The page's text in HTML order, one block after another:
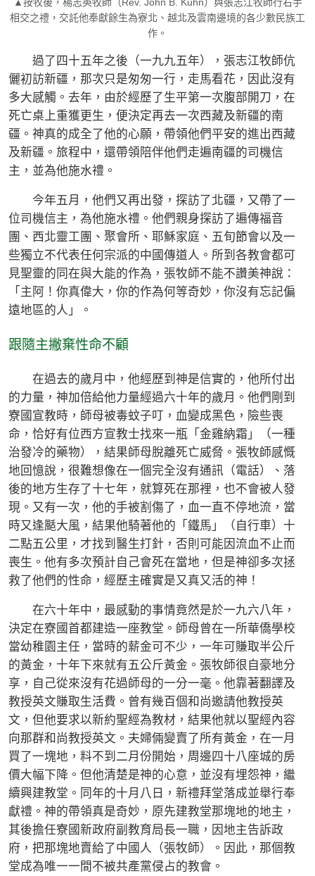
▲按牧後，楊志英牧師（Rev. John B. Kuhn）與張志江牧師行右手
相交之禮，交託他奉獻餘生為寮北、越北及雲南邊境的各少數民族工
作。
過了四十五年之後（一九九五年），張志江牧師伉
儷初訪新疆，那次只是匆匆一行，走馬看花，因此沒有
多大感觸。去年，由於經歷了生平第一次腹部開刀，在
死亡桌上重獲更生，便決定再去一次西藏及新疆的南
疆。神真的成全了他的心願，帶領他們平安的進出西藏
及新疆。旅程中，還帶領陪伴他們走遍南疆的司機信
主，並為他施水禮。
今年五月，他們又再出發，探訪了北疆，又帶了一
位司機信主，為他施水禮。他們親身探訪了遍傳福音
團、西北靈工團、聚會所、耶穌家庭、五旬節會以及一
些獨立不代表任何宗派的中國傳道人。所到各教會都可
見聖靈的同在與大能的作為，張牧師不能不讚美神說：
「主阿！你真偉大，你的作為何等奇妙，你沒有忘記偏
遠地區的人」。
跟隨主撇棄性命不顧
在過去的歲月中，他經歷到神是信實的，他所付出
的力量，神加倍給他力量經過六十年的歲月。他們剛到
寮國宣教時，師母被毒蚊子叮，血變成黑色，險些喪
命，恰好有位西方宣教士找來一瓶「金雞納霜」（一種
治發冷的藥物），結果師母脫離死亡威脅。張牧師感慨
地回憶說，很難想像在一個完全沒有通訊（電話）、落
後的地方生存了十七年，就算死在那裡，也不會被人發
現。又有一次，他的手被割傷了，血一直不停地流，當
時又逢颳大風，結果他騎著他的「鐵馬」（自行車）十
二點五公里，才找到醫生打針，否則可能因流血不止而
喪生。他有多次預計自己會死在當地，但是神卻多次拯
救了他們的性命，經歷主確實是又真又活的神！
在六十年中，最感動的事情竟然是於一九六八年，
決定在寮國首都建造一座教堂。師母曾在一所華僑學校
當幼稚園主任，當時的薪金可不少，一年可賺取半公斤
的黃金，十年下來就有五公斤黃金。張牧師很自豪地分
享，自己從來沒有花過師母的一分一毫。他靠著翻譯及
教授英文賺取生活費。曾有幾百個和尚邀請他教授英
文，但他要求以新約聖經為教材，結果他就以聖經內容
向那群和尚教授英文。夫婦倆變賣了所有黃金，在一月
買了一塊地，料不到二月份開始，周邊四十八座城的房
價大幅下降。但他清楚是神的心意，並沒有埋怨神，繼
續興建教堂。同年的十月八日，新禮拜堂落成並舉行奉
獻禮。神的帶領真是奇妙，原先建教堂那塊地的地主，
其後擔任寮國新政府副教育局長一職，因地主告訴政
府，把那塊地賣給了中國人（張牧師）。因此，那個教
堂成為唯一一間不被共產黨侵占的教會。